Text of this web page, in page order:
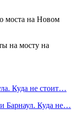
на мосту на
Куда не стоит…
Барнаул. Куда не…